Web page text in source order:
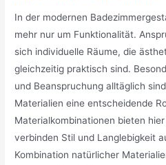
In der modernen
mehr nur um Funktionalität.
sich individuelle Räume, die
gleichzeitig praktisch sind.
und Beanspruchung alltäglich
Materialien eine entscheidende
Materialkombinationen bieten
verbinden Stil und Langlebigkeit
Kombination natürlicher